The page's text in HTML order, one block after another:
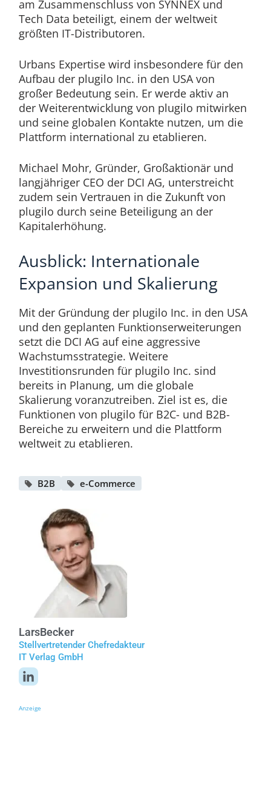
am Zusammenschluss von SYNNEX und
Tech Data beteiligt, einem der weltweit
größten IT-Distributoren.
Urbans Expertise wird insbesondere für den
Aufbau der plugilo Inc. in den USA von
großer Bedeutung sein. Er werde aktiv an
der Weiterentwicklung von plugilo mitwirken
und seine globalen Kontakte nutzen, um die
Plattform international zu etablieren.
Michael Mohr, Gründer, Großaktionär und
langjähriger CEO der DCI AG, unterstreicht
zudem sein Vertrauen in die Zukunft von
plugilo durch seine Beteiligung an der
Kapitalerhöhung.
Ausblick: Internationale
Expansion und Skalierung
Mit der Gründung der plugilo Inc. in den USA
und den geplanten Funktionserweiterungen
setzt die DCI AG auf eine aggressive
Wachstumsstrategie. Weitere
Investitionsrunden für plugilo Inc. sind
bereits in Planung, um die globale
Skalierung voranzutreiben. Ziel ist es, die
Funktionen von plugilo für B2C- und B2B-
Bereiche zu erweitern und die Plattform
weltweit zu etablieren.
B2B e-Commerce
LarsBecker
Stellvertretender Chefredakteur
IT Verlag GmbH
Anzeige